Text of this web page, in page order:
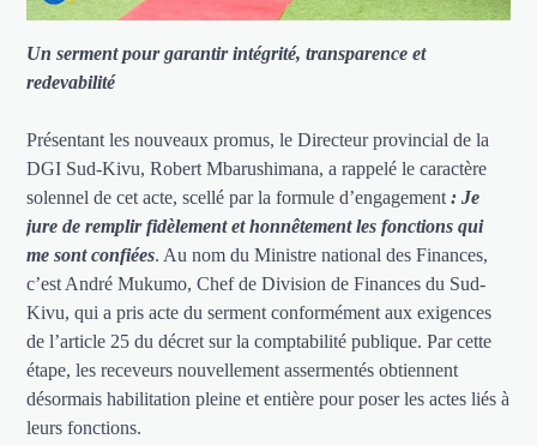
Un serment pour garantir intégrité, transparence et
redevabilité
Présentant les nouveaux promus, le Directeur provincial de la
DGI Sud-Kivu, Robert Mbarushimana, a rappelé le caractère
solennel de cet acte, scellé par la formule d’engagement: Je
jure de remplir fidèlement et honnêtement les fonctions qui
me sont confiées. Au nom du Ministre national des Finances,
c’est André Mukumo, Chef de Division de Finances du Sud-
Kivu, qui a pris acte du serment conformément aux exigences
de l’article 25 du décret sur la comptabilité publique. Par cette
étape, les receveurs nouvellement assermentés obtiennent
désormais habilitation pleine et entière pour poser les actes liés à
leurs fonctions.